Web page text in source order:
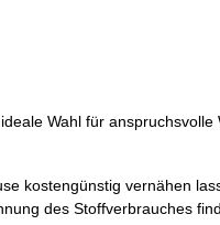
Wahl für
kostengünstig vernähen
des Stoffverbrauches